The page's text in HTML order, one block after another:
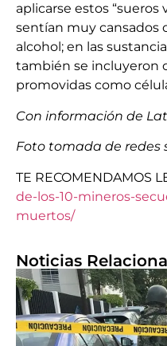
aplicarse estos
sentían muy cansados
alcohol; en las
también se incluyeron
promovidas como
Con información de
Foto tomada de redes
TE RECOMENDAMOS
de-los-10-mineros-
muertos/
Noticias